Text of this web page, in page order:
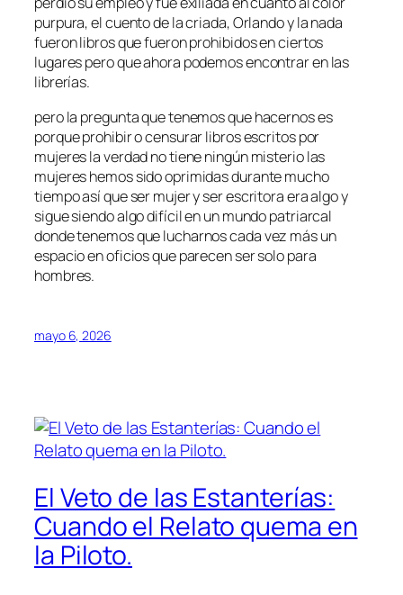
purpura, el cuento de la criada, Orlando y la nada
fueron libros que fueron prohibidos en ciertos
lugares pero que ahora podemos encontrar en las
librerías.
pero la pregunta que tenemos que hacernos es
porque prohibir o censurar libros escritos por
mujeres la verdad no tiene ningún misterio las
mujeres hemos sido oprimidas durante mucho
tiempo así que ser mujer y ser escritora era algo y
sigue siendo algo difícil en un mundo patriarcal
donde tenemos que lucharnos cada vez más un
espacio en oficios que parecen ser solo para
hombres.
mayo 6, 2026
El Veto de las Estanterías:
Cuando el Relato quema en
la Piloto.